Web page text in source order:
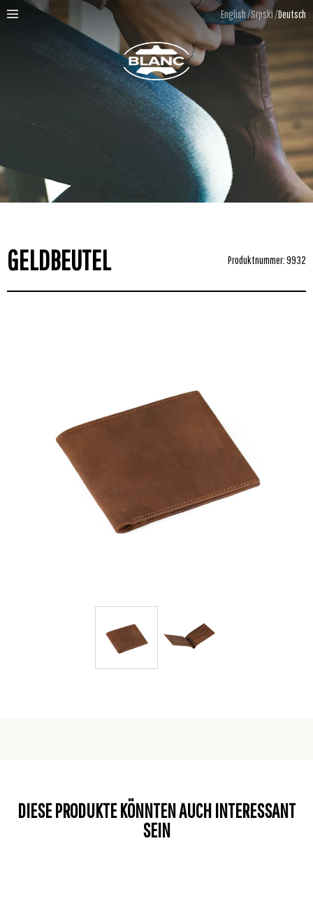
English Srpski Deutsch
GELDBEUTEL Produktnummer: 9932
DIESE PRODUKTE KÖNNTEN AUCH INTERESSANT
SEIN